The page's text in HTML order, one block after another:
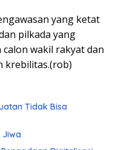
yang ketat
pilkada yang
wakil rakyat dan
krebilitas.(rob)
Tidak Bisa
Jiwa